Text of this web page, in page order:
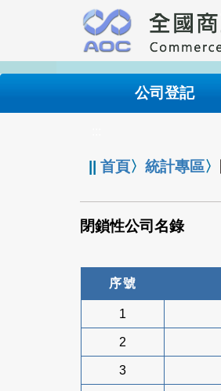
要
內
公司登記
||首頁〉統計專區〉
閉鎖性公司名錄
序號
1
2
3